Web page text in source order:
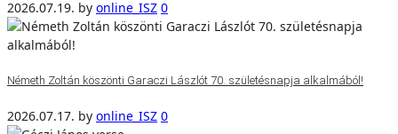
2026.07.19. by online_ISZ 0
Németh Zoltán köszönti Garaczi Lászlót 70. születésnapja alkalmából!
2026.07.17. by online_ISZ 0